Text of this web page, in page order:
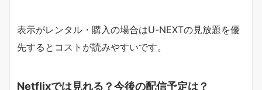
表示がレンタル・購入の場合はU-NEXTの見放題を優
先するとコストが読みやすいです。
Netflixでは見れる？今後の配信予定は？